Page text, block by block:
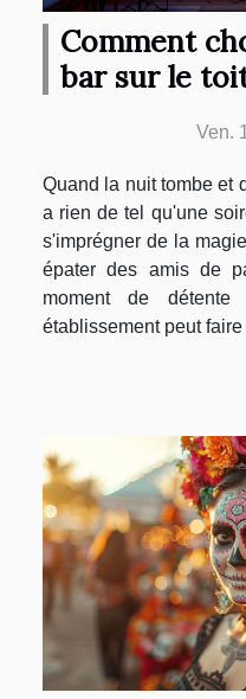
Comment
bar sur le
Ven.
Quand la nuit tombe et
a rien de tel qu'une
s'imprégner de la
épater des amis de
moment de
établissement peut faire